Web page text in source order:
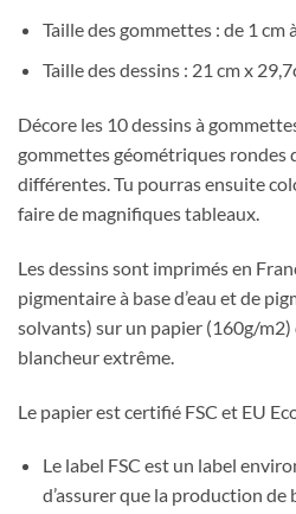
Taille des gommettes : de 1 cm
Taille des dessins : 21 cm x
Décore les 10 dessins à
gommettes géométriques rondes
différentes. Tu pourras ensuite
faire de magnifiques tableaux.
Les dessins sont imprimés en
pigmentaire à base d’eau et de
solvants) sur un papier (160g/m2)
blancheur extrême.
Le papier est certifié FSC et EU
Le label FSC est un label
d’assurer que la production de